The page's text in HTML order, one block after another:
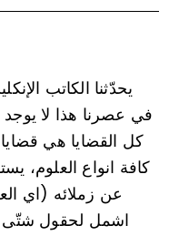
يحدّثنا الكاتب
في عصرنا هذا لا
كل القضايا هي
كافة انواع العلوم،
عن زملائه (اي
اشمل لحقول شتّى